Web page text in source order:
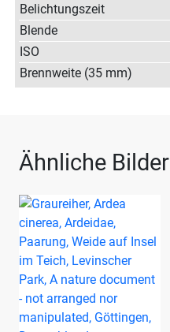
Belichtungszeit
Blende
ISO
Brennweite (35 mm)
Ähnliche Bilder